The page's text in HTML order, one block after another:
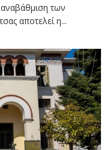
αναβάθμιση των
αποτελεί η...